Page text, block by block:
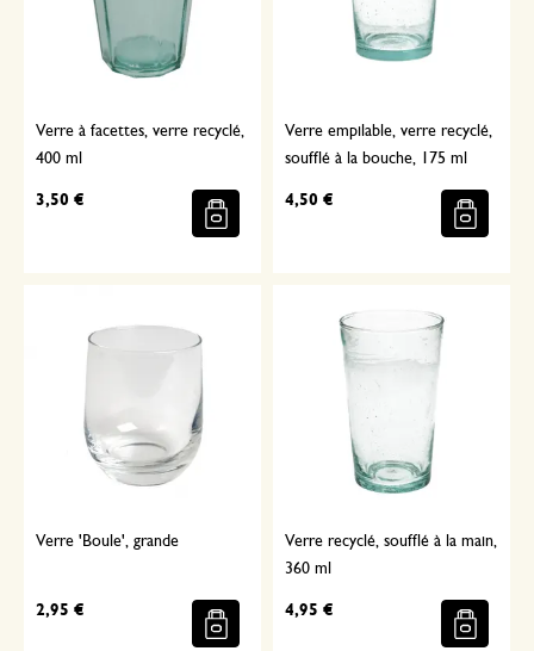
Verre à facettes, verre recyclé,
400 ml
3,50 €
Verre empilable, verre recyclé,
soufflé à la bouche, 175 ml
4,50 €
Verre 'Boule', grande
2,95 €
Verre recyclé, soufflé à la main,
360 ml
4,95 €